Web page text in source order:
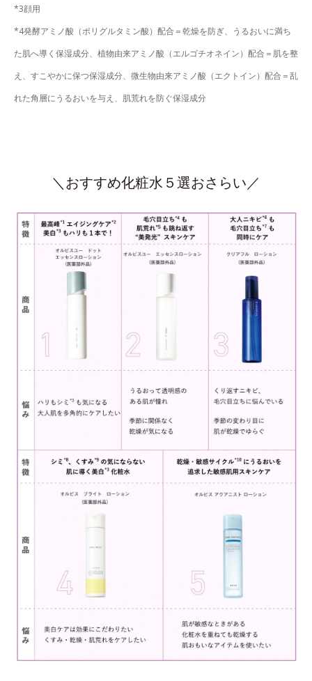
*3顔用
*4発酵アミノ酸（ポリグルタミン酸）配合＝乾燥を防ぎ、うるおいに満ち
た肌へ導く保湿成分、植物由来アミノ酸（エルゴチオネイン）配合＝肌を整
え、すこやかに保つ保湿成分、微生物由来アミノ酸（エクトイン）配合＝乱
れた角層にうるおいを与え、肌荒れを防ぐ保湿成分
＼おすすめ化粧水５選おさらい／